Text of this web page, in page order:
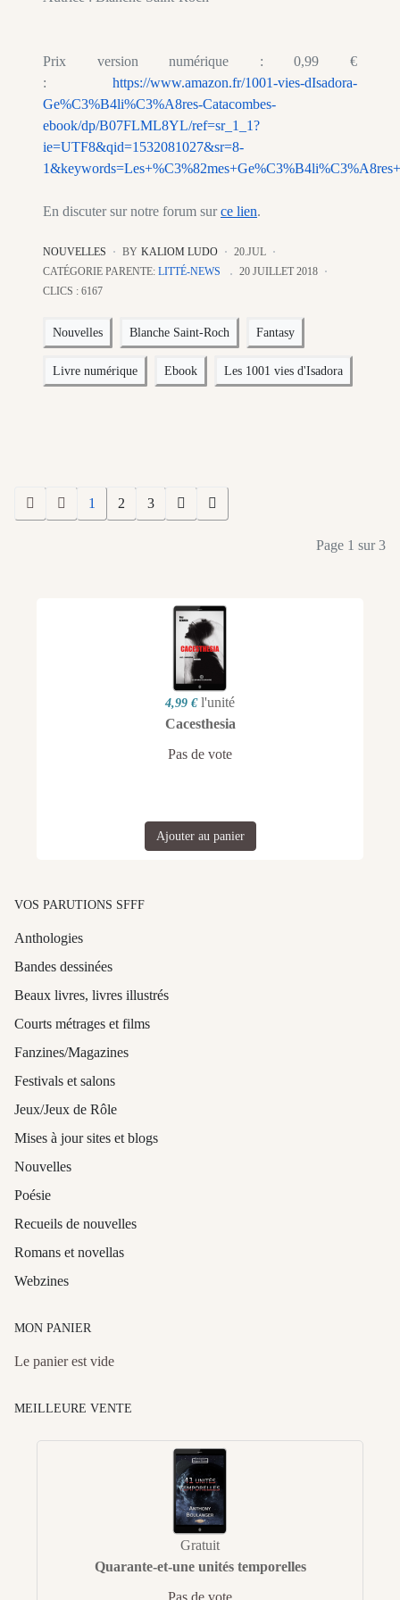
Prix version numérique : 0,99 €
: https://www.amazon.fr/1001-vies-dIsadora-
Ge%C3%B4li%C3%A8res-Catacombes-
ebook/dp/B07FLML8YL/ref=sr_1_1?
ie=UTF8&qid=1532081027&sr=8-
En discuter sur notre forum surce lien.
NOUVELLES BY KALIOM LUDO
20.JUL
CATÉGORIE PARENTE: LITTÉ-NEWS
20 JUILLET 2018
CLICS : 6167
Nouvelles Blanche Saint-Roch Fantasy
Livre numérique Ebook Les 1001 vies d'Isadora
1 2 3
Page 1 sur 3
4,99 € l'unité
Cacesthesia
Pas de vote
Ajouter au panier
VOS PARUTIONS SFFF
Anthologies
Bandes dessinées
Beaux livres, livres illustrés
Courts métrages et films
Fanzines/Magazines
Festivals et salons
Jeux/Jeux de Rôle
Mises à jour sites et blogs
Nouvelles
Poésie
Recueils de nouvelles
Romans et novellas
Webzines
MON PANIER
Le panier est vide
MEILLEURE VENTE
Gratuit
Quarante-et-une unités temporelles